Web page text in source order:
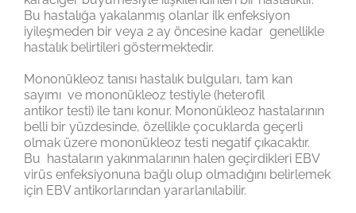
Bu hastalığa yakalanmış olanlar ilk enfeksiyon
iyileşmeden bir veya 2 ay öncesine kadar genellikle
hastalık belirtileri göstermektedir.
Mononükleoz tanısı hastalık bulguları, tam kan
sayımı ve mononükleoz testiyle (heterofil
antikor testi) ile tanı konur. Mononükleoz hastalarının
belli bir yüzdesinde, özellikle çocuklarda geçerli
olmak üzere mononükleoz testi negatif çıkacaktır.
Bu hastaların yakınmalarının halen geçirdikleri EBV
virüs enfeksiyonuna bağlı olup olmadığını belirlemek
için EBV antikorlarından yararlanılabilir.